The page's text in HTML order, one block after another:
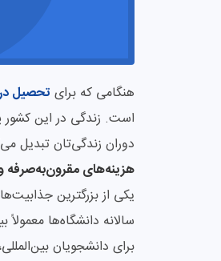
هنگامی که برای تحصیل
است. زندگی در این کشور
دوران زندگی‌تان تبدیل
هزینه‌های مقرون‌به‌صرفه
یکی از بزرگترین
برای دانشجویان